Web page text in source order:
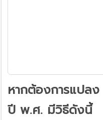
หากต้องการแปล
ปี พ.ศ. มีวิธีดังนี้